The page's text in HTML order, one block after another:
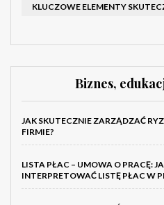
Biznes,
JAK SKUTECZNIE ZARZĄDZAĆ
FIRMIE?
LISTA PŁAC – UMOWA O PRACĘ:
INTERPRETOWAĆ LISTĘ PŁAC W